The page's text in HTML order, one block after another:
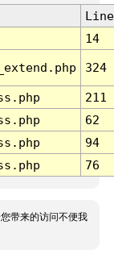
Line
14
324
211
62
94
76
带来的访问不便我